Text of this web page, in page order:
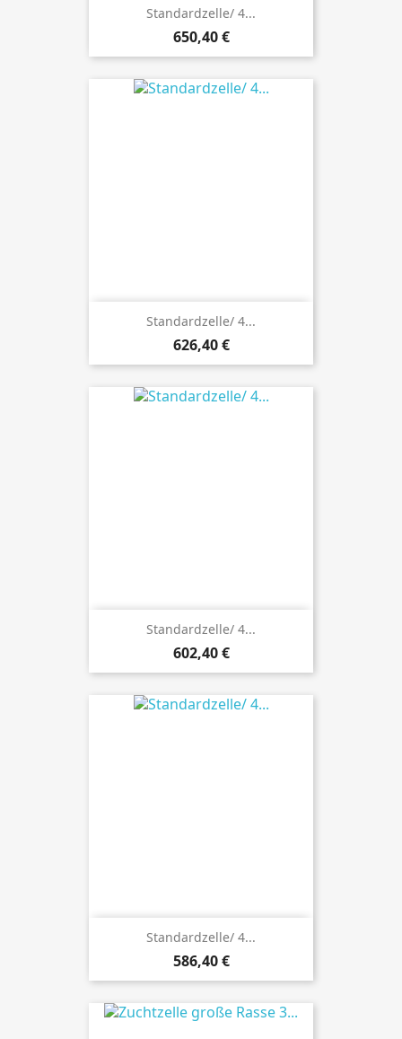
Standardzelle/ 4...
Preis
650,40 €
Standardzelle/ 4...
Preis
626,40 €
Standardzelle/ 4...
Preis
602,40 €
Standardzelle/ 4...
Preis
586,40 €